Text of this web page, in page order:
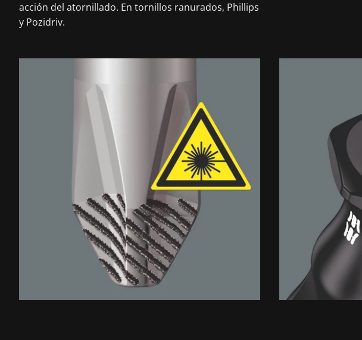
acción del atornillado. En tornillos ranurados, Phillips
y Pozidriv.